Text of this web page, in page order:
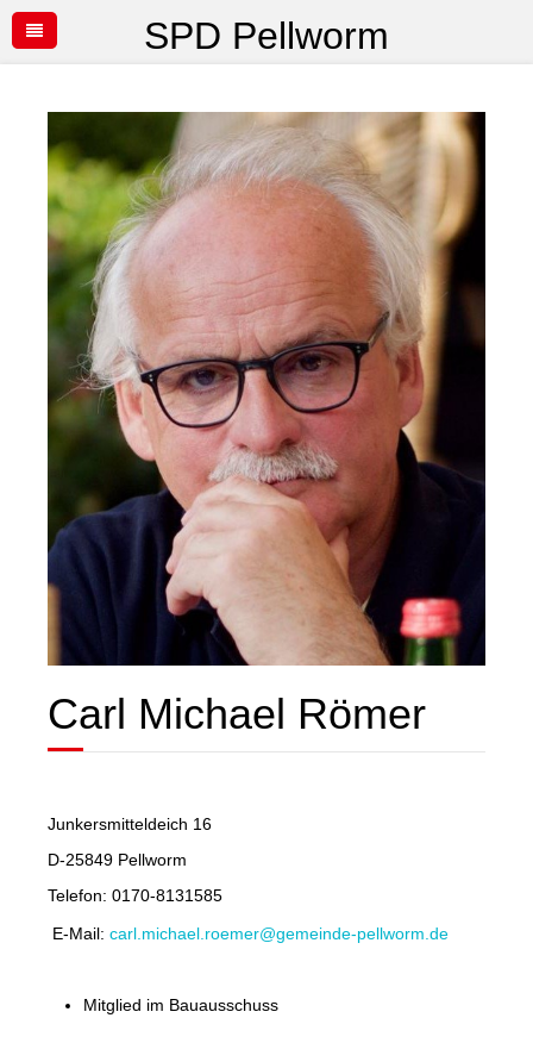
SPD Pellworm
Carl Michael Römer
Junkersmitteldeich 16
D-25849 Pellworm
Telefon: 0170-8131585
E-Mail: carl.michael.roemer@gemeinde-pellworm.de
Mitglied im Bauausschuss